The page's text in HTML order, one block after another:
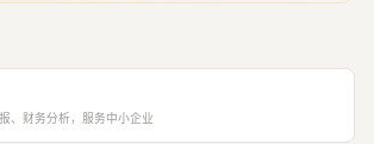
、财务分析，服务中小企业